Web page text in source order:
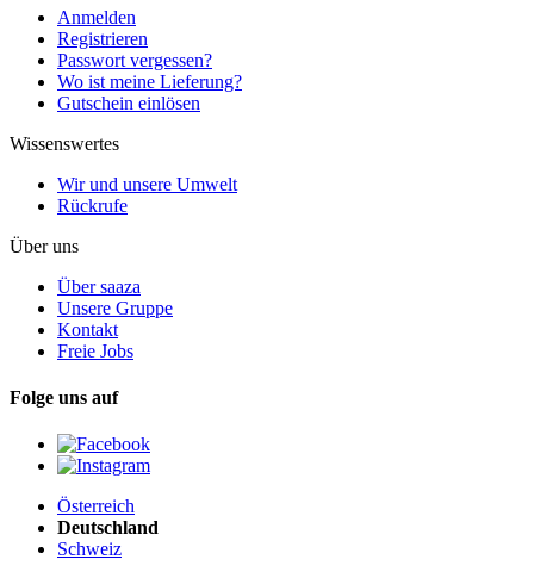
Anmelden
Registrieren
Passwort vergessen?
Wo ist meine Lieferung?
Gutschein einlösen
Wissenswertes
Wir und unsere Umwelt
Rückrufe
Über uns
Über saaza
Unsere Gruppe
Kontakt
Freie Jobs
Folge uns auf
Österreich
Deutschland
Schweiz